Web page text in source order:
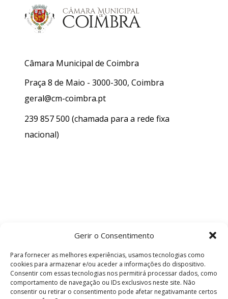
Gerir o Consentimento
Para fornecer as melhores experiências, usamos tecnologias como
cookies para armazenar e/ou aceder a informações do dispositivo.
Consentir com essas tecnologias nos permitirá processar dados, como
comportamento de navegação ou IDs exclusivos neste site. Não
consentir ou retirar o consentimento pode afetar negativamante certos
Câmara Municipal de Coimbra
Praça 8 de Maio - 3000-300, Coimbra
geral@cm-coimbra.pt
239 857 500 (chamada para a rede fixa
nacional)